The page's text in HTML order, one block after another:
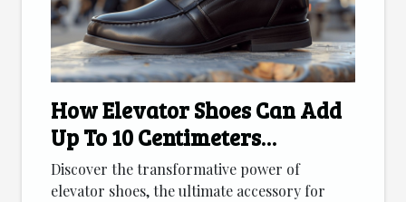
How Elevator Shoes Can Add
Up To 10 Centimeters
Discreetly
Discover the transformative power of
elevator shoes, the ultimate accessory for